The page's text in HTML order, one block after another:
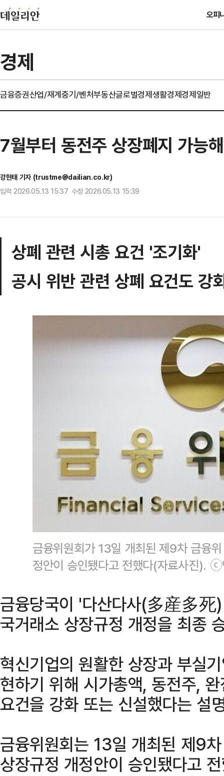
오피
경제
금융증권산업/재계중기/벤처부동산글로벌경제생활경제경제일반
7월부터 동전주 상장폐지 가능
강현태 기자 (trustme@dailian.co.kr)
입력 2026.05.13 15:37 수정 2026.05.13 15:39
상폐 관련 시총 요건 '조기화'
공시 위반 관련 상폐 요건도 강
금융위원회가 13일 개최된 제9차 금융
정안이 승인됐다고 전했다(자료사진).
금융당국이 '다산다사(多産多死
국거래소 상장규정 개정을 최종
혁신기업의 원활한 상장과 부실
현하기 위해 시가총액, 동전주,
요건을 강화 또는 신설했다는 설
금융위원회는 13일 개최된 제9
상장규정 개정안이 승인됐다고